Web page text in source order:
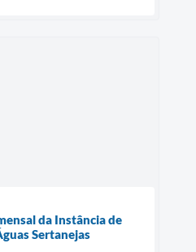
da Instância de
Sertanejas